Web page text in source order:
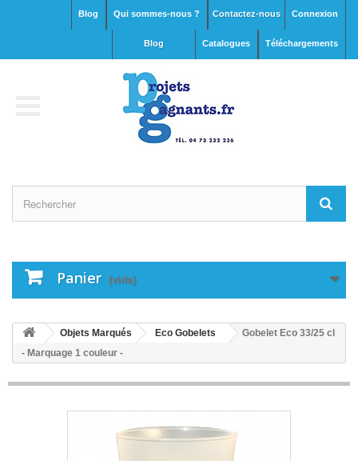
Connexion
Contactez-nous
Qui sommes-nous ?
Blog
Téléchargements
Catalogues
blog
Panier (vide)
Objets Marqués Eco Gobelets
Gobelet Eco 33/25 cl
- Marquage 1 couleur -